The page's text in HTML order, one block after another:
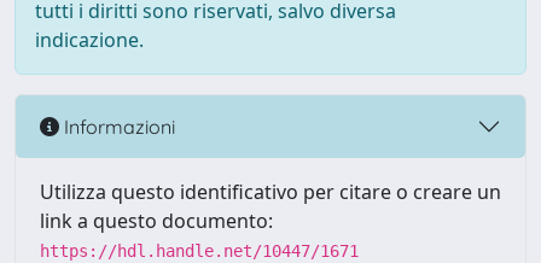
tutti i diritti sono riservati, salvo diversa
indicazione.
Informazioni
Utilizza questo identificativo per citare o creare un
link a questo documento:
https://hdl.handle.net/10447/1671